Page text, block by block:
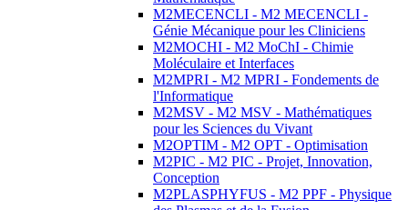
M2MECENCLI - M2 MECENCLI -
Génie Mécanique pour les Cliniciens
M2MOCHI - M2 MoChI - Chimie
Moléculaire et Interfaces
M2MPRI - M2 MPRI - Fondements de
l'Informatique
M2MSV - M2 MSV - Mathématiques
pour les Sciences du Vivant
M2OPTIM - M2 OPT - Optimisation
M2PIC - M2 PIC - Projet, Innovation,
Conception
M2PLASPHYFUS - M2 PPF - Physique